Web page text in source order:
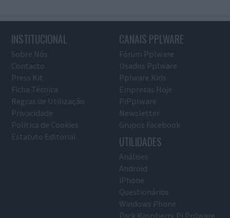
INSTITUCIONAL
Sobre Nós
Contacto
Press Kit
Ficha Técnica
Regras de Utilização
Privacidade
Política de Cookies
Estatuto Editorial
CANAIS PPLWARE
Fórum Pplware
Usados Pplware
Pplware Kids
Empresas Hoje
PiPplware
Newsletter
Grupos Facebook
UTILIDADES
Análises
Android
iPhone
Questionários
Windows Phone
Pack Raspberry Pi Pplware